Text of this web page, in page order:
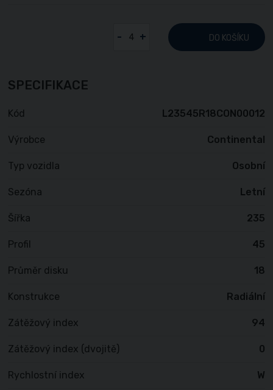
- + DO KOŠÍKU
SPECIFIKACE
Kód L23545R18CON00012
Výrobce Continental
Typ vozidla Osobní
Sezóna Letní
Šířka 235
Profil 45
Průměr disku 18
Konstrukce Radiální
Zátěžový index 94
Zátěžový index (dvojitě) 0
Rychlostní index W